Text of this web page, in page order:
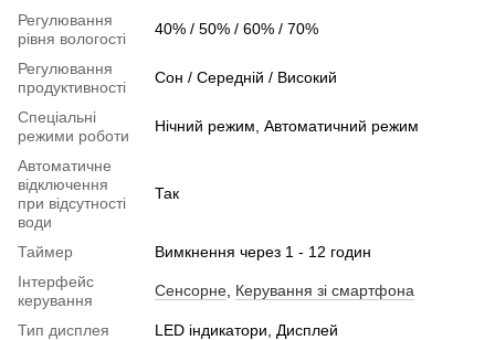
Регулювання
рівня вологості
40% / 50% / 60% / 70%
Регулювання
продуктивності
Сон / Середній / Високий
Спеціальні
режими роботи
Нічний режим, Автоматичний режим
Автоматичне
відключення
при відсутності
води
Так
Таймер
Вимкнення через 1 - 12 годин
Інтерфейс
керування
Сенсорне Керування зі смартфона
Тип дисплея
LED індикатори, Дисплей